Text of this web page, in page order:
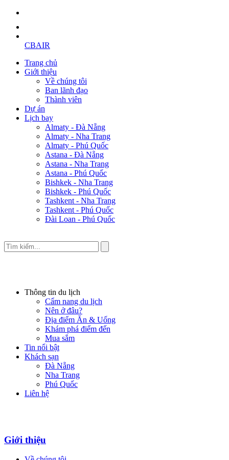
CBAIR
Trang chủ
Giới thiệu
Về chúng tôi
Ban lãnh đạo
Thành viên
Dự án
Lịch bay
Almaty - Đà Nẵng
Almaty - Nha Trang
Almaty - Phú Quốc
Astana - Đà Nẵng
Astana - Nha Trang
Astana - Phú Quốc
Bishkek - Nha Trang
Bishkek - Phú Quốc
Tashkent - Nha Trang
Tashkent - Phú Quốc
Đài Loan - Phú Quốc
Thông tin du lịch
Cẩm nang du lịch
Nên ở đâu?
Địa điểm Ăn & Uống
Khám phá điểm đến
Mua sắm
Tin nổi bật
Khách sạn
Đà Nẵng
Nha Trang
Phú Quốc
Liên hệ
Giới thiệu